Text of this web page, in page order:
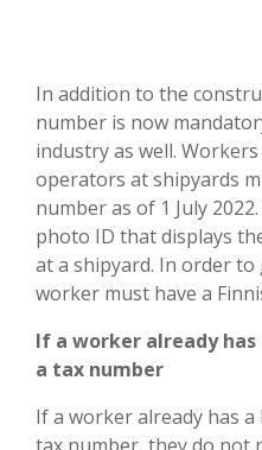
In addition to the
number is now
industry as well.
operators at shipyards
number as of 1 July
photo ID that displays
at a shipyard. In order to
worker must have a
If a worker already has
a tax number
If a worker already has